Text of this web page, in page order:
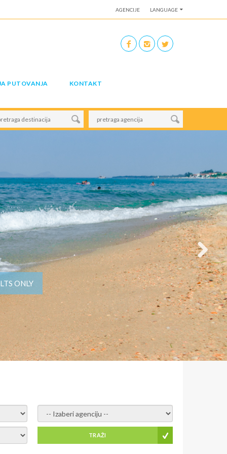
AGENCIJE LANGUAGE
PUTOVANJA KONTAKT
ONLY
- izaberi agenciju -
TRAŽI